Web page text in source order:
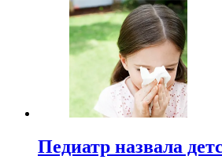
Педиатр назвала